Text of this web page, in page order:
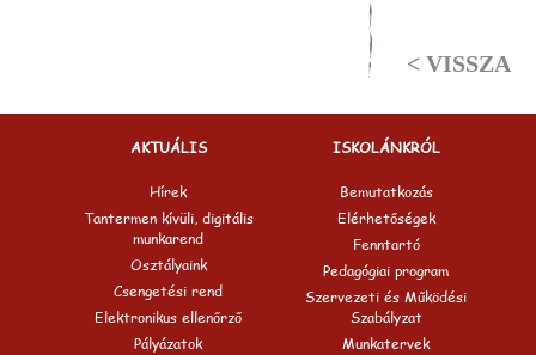
< VISSZA
AKTUÁLIS
Hírek
Tantermen kívüli, digitális
munkarend
Osztályaink
Csengetési rend
Elektronikus ellenőrző
Pályázatok
ISKOLÁNKRÓL
Bemutatkozás
Elérhetőségek
Fenntartó
Pedagógiai program
Szervezeti és Működési
Szabályzat
Munkatervek